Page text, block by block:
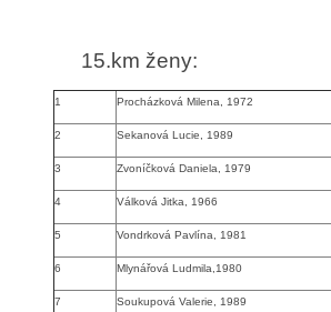
15.km ženy:
1 Procházková Milena, 1972
2 Sekanová Lucie, 1989
3 Zvoníčková Daniela, 1979
4 Válková Jitka, 1966
5 Vondrková Pavlína, 1981
6 Mlynářová Ludmila,1980
7 Soukupová Valerie, 1989